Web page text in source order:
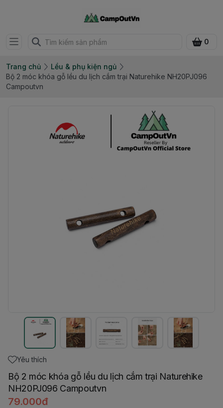
0
Trang chủ
Lều & phụ kiện ngủ
Bộ 2 móc khóa gỗ lều du lịch cắm trại Naturehike NH20PJ096
Campoutvn
Yêu thích
Bộ 2 móc khóa gỗ lều du lịch cắm trại Naturehike
NH20PJ096 Campoutvn
79.000đ